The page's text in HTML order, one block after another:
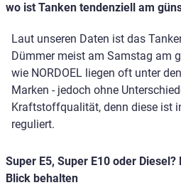
wo ist Tanken tendenziell am
Laut unseren Daten ist das
Dümmer meist am Samstag am
wie NORDOEL liegen oft unter
Marken - jedoch ohne
Kraftstoffqualität, denn diese ist
reguliert.
Super E5, Super E10 oder
Blick behalten